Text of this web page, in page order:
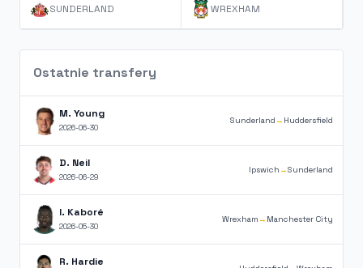
SUNDERLAND WREXHAM
Ostatnie transfery
M. Young
2026-06-30
Sunderland → Huddersfield
D. Neil
2026-06-29
Ipswich →Sunderland
I. Kaboré
2026-05-30
Wrexham → Manchester City
R. Hardie